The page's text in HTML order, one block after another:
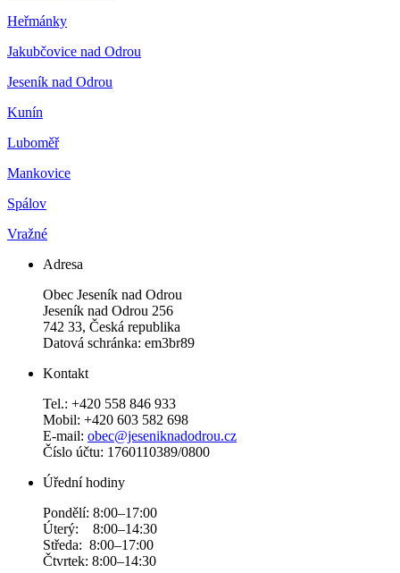
Heřmánky
Jakubčovice nad Odrou
Jeseník nad Odrou
Kunín
Luboměř
Mankovice
Spálov
Vražné
Adresa
Obec Jeseník nad Odrou
Jeseník nad Odrou 256
742 33, Česká republika
Datová schránka: em3br89
Kontakt
Tel.: +420 558 846 933
Mobil: +420 603 582 698
E-mail: obec@jeseniknadodrou.cz
Číslo účtu: 1760110389/0800
Úřední hodiny
Pondělí: 8:00–17:00
Úterý: 8:00–14:30
Středa: 8:00–17:00
Čtvrtek: 8:00–14:30